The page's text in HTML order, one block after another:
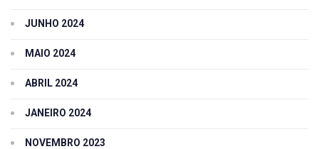
JUNHO 2024
MAIO 2024
ABRIL 2024
JANEIRO 2024
NOVEMBRO 2023